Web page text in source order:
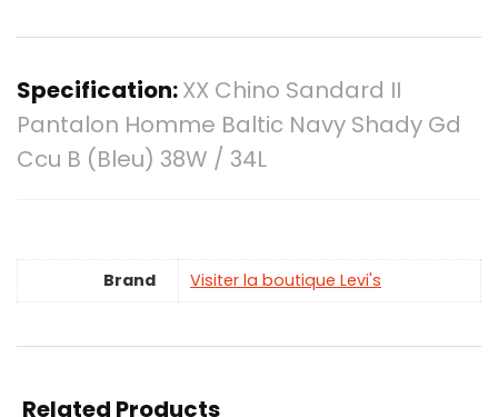
Specification:XX Chino Sandard II
Pantalon Homme Baltic Navy Shady Gd
Ccu B (Bleu) 38W / 34L
Brand Visiter la boutique Levi's
Related Products